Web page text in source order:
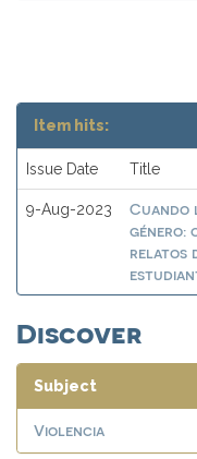
Item hits:
Issue Date Title
9-Aug-2023
Cuando
género:
relatos
Discover
Subject
Violencia